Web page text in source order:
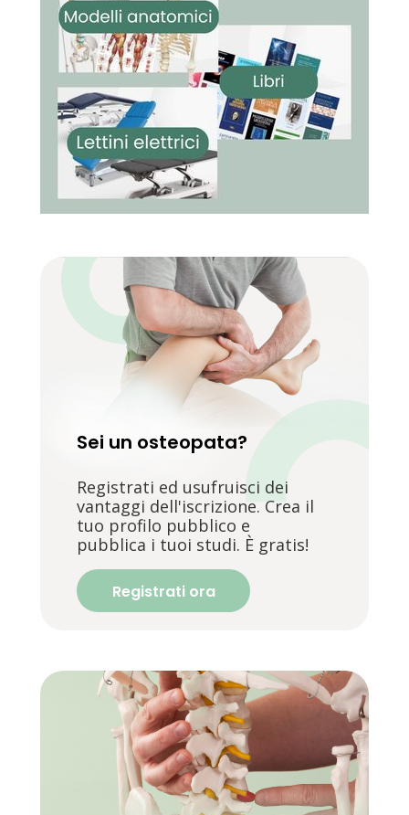
Sei un osteopata?
Registrati ed usufruisci dei
vantaggi dell'iscrizione. Crea il
tuo profilo pubblico e
pubblica i tuoi studi. È gratis!
Registrati ora